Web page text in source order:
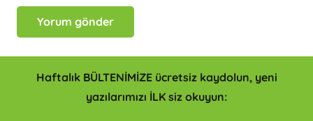
Yorum gönder
Haftalık BÜLTENİMİZE ücretsiz kaydolun, yeni
yazılarımızı İLK siz okuyun: